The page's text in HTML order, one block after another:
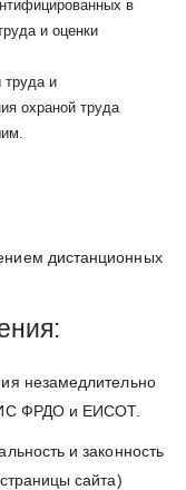
в
и оценки
и
охраной труда
дистанционных
незамедлительно
ФРДО и ЕИСОТ.
и законность
сайта)